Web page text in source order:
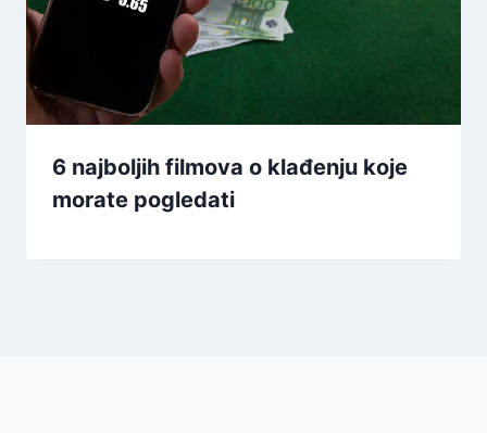
6 najboljih filmova o klađenju koje
morate pogledati